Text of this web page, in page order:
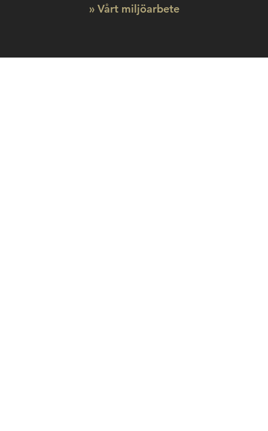
» Vårt miljöarbete